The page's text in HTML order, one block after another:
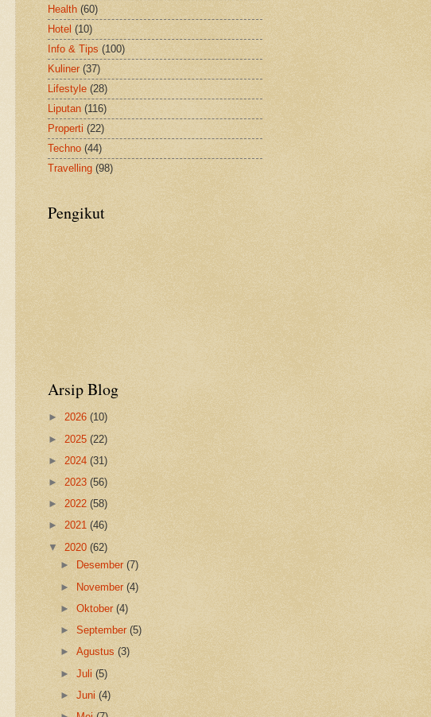
Health (60)
Hotel (10)
Info & Tips (100)
Kuliner (37)
Lifestyle (28)
Liputan (116)
Properti (22)
Techno (44)
Travelling (98)
Pengikut
Arsip Blog
► 2026 (10)
► 2025 (22)
► 2024 (31)
► 2023 (56)
► 2022 (58)
► 2021 (46)
▼ 2020 (62)
►
Desember(7)
► November(4)
►Oktober(4)
►September(5)
►Agustus(3)
►Juli(5)
►Juni(4)